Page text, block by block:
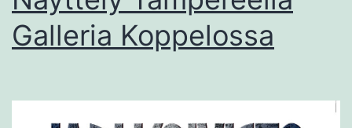
Galleria Koppelossa